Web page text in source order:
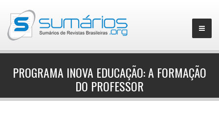
PROGRAMA INOVA EDUCAÇÃO: A FORMAÇÃO
DO PROFESSOR